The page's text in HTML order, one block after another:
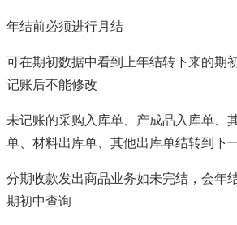
年结前必须进行月结
可在期初数据中看到上年结转下来的期
记账后不能修改
未记账的采购入库单、产成品入库单、
单、材料出库单、其他出库单结转到下
分期收款发出商品业务如未完结，会年
期初中查询